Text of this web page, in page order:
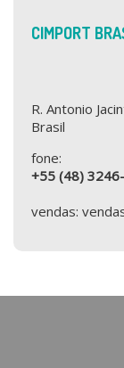
CIMPORT
R. Antonio
Brasil
fone:
+55 (48)
vendas: